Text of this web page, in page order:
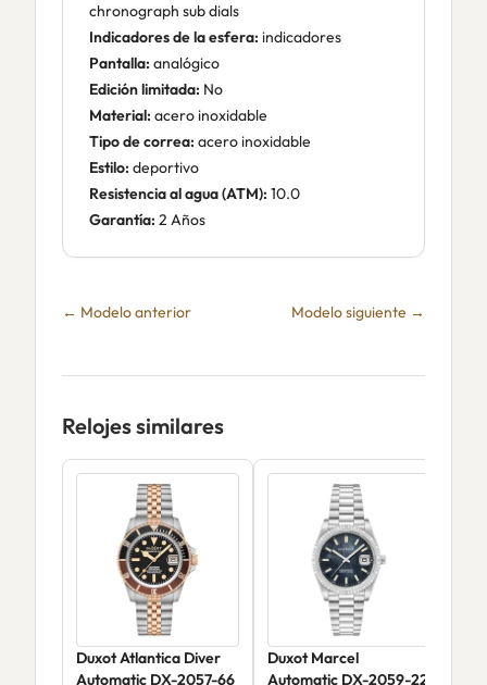
chronograph sub dials
Indicadores de la esfera: indicadores
Pantalla: analógico
Edición limitada: No
Material: acero inoxidable
Tipo de correa: acero inoxidable
Estilo: deportivo
Resistencia al agua (ATM): 10.0
Garantía: 2 Años
← Modelo anterior Modelo siguiente →
Relojes similares
Duxot Atlantica Diver
Automatic DX-2057-66
Duxot Marcel
Automatic DX-2059-22